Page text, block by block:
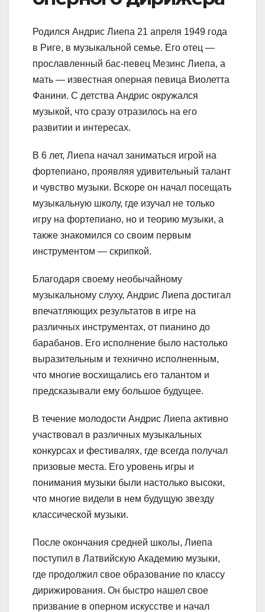
Родился Андрис Лиепа 21 апреля 1949 года
в Риге, в музыкальной семье. Его отец —
прославленный бас-певец Мезинс Лиепа, а
мать — известная оперная певица Виолетта
Фанини. С детства Андрис окружался
музыкой, что сразу отразилось на его
развитии и интересах.
В 6 лет, Лиепа начал заниматься игрой на
фортепиано, проявляя удивительный талант
и чувство музыки. Вскоре он начал посещать
музыкальную школу, где изучал не только
игру на фортепиано, но и теорию музыки, а
также знакомился со своим первым
инструментом — скрипкой.
Благодаря своему необычайному
музыкальному слуху, Андрис Лиепа достигал
впечатляющих результатов в игре на
различных инструментах, от пианино до
барабанов. Его исполнение было настолько
выразительным и технично исполненным,
что многие восхищались его талантом и
предсказывали ему большое будущее.
В течение молодости Андрис Лиепа активно
участвовал в различных музыкальных
конкурсах и фестивалях, где всегда получал
призовые места. Его уровень игры и
понимания музыки были настолько высоки,
что многие видели в нем будущую звезду
классической музыки.
После окончания средней школы, Лиепа
поступил в Латвийскую Академию музыки,
где продолжил свое образование по классу
дирижирования. Он быстро нашел свое
призвание в оперном искусстве и начал